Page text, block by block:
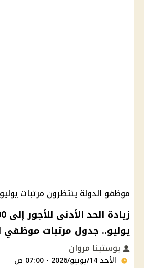
موظفو الدولة ينتظرون مرتبات يوليو
يوليو.. جدول مرتبات موظفي
يوستينا مروان
الأحد 14/يونيو/2026 - 07:00 ص